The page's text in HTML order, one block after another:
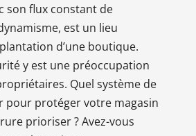
son flux constant de
est un lieu
d’une boutique.
y est une préoccupation
Quel système de
pour protéger votre magasin
prioriser ? Avez-vous